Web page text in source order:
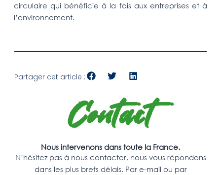
circulaire qui bénéficie à la fois aux entreprises et à
l’environnement.
Partager cet article :
Contact
Nous intervenons dans toute la France.
N’hésitez pas à nous contacter, nous vous répondons
dans les plus brefs délais. Par e-mail ou par